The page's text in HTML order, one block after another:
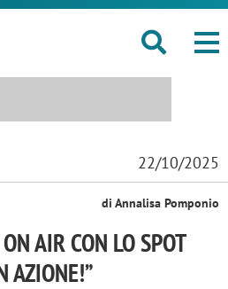
22/10/2025
di Annalisa Pomponio
AIR CON LO SPOT
AZIONE!”